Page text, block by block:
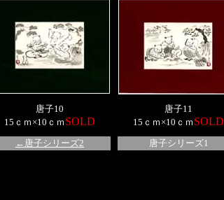
唐子10
15ｃｍ×10ｃｍ SOLD
唐子11
15ｃｍ×10ｃｍ SOLD
←唐子シリーズ2 唐子シリーズ1